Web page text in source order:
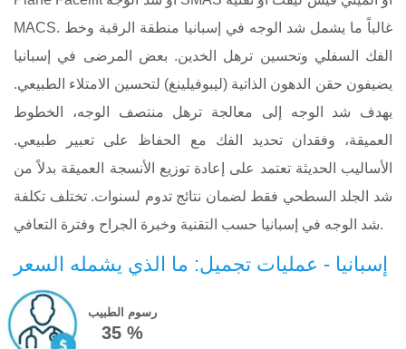
MACS. غالباً ما يشمل شد الوجه في إسبانيا منطقة الرقبة وخط
الفك السفلي وتحسين ترهل الخدين. بعض المرضى في إسبانيا
يضيفون حقن الدهون الذاتية (ليبوفيلينغ) لتحسين الامتلاء الطبيعي.
يهدف شد الوجه إلى معالجة ترهل منتصف الوجه، الخطوط
العميقة، وفقدان تحديد الفك مع الحفاظ على تعبير طبيعي.
الأساليب الحديثة تعتمد على إعادة توزيع الأنسجة العميقة بدلاً من
شد الجلد السطحي فقط لضمان نتائج تدوم لسنوات. تختلف تكلفة
شد الوجه في إسبانيا حسب التقنية وخبرة الجراح وفترة التعافي.
إسبانيا - عمليات تجميل: ما الذي يشمله السعر
رسوم الطبيب
35 %